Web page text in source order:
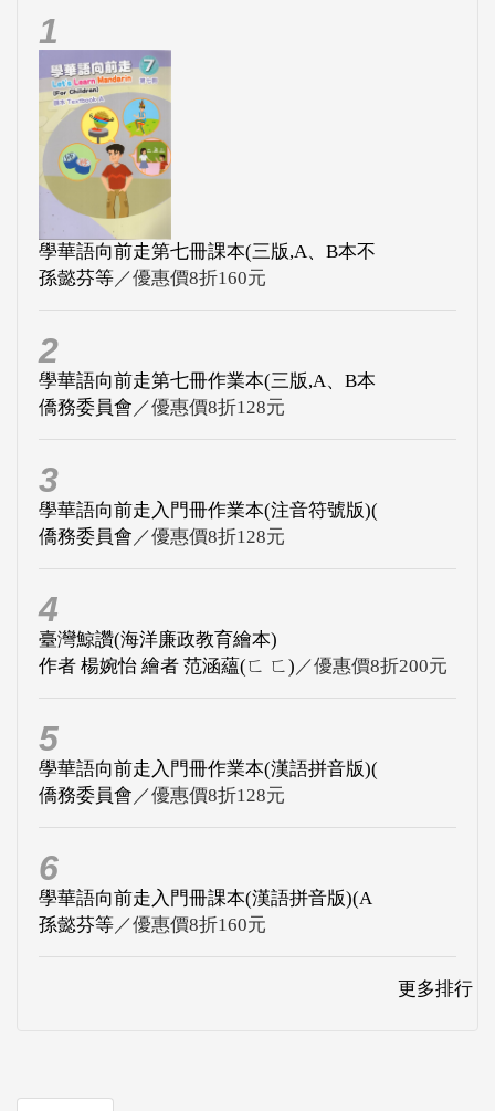
1
學華語向前走第七冊課本(三版,A、B本不
孫懿芬等／優惠價8折160元
2
學華語向前走第七冊作業本(三版,A、B本
僑務委員會 ／優惠價8折128元
3
學華語向前走入門冊作業本(注音符號版)(
僑務委員會 ／優惠價8折128元
4
臺灣鯨讚(海洋廉政教育繪本)
作者 楊婉怡 繪者 范涵蘊(ㄈ ㄈ) ／優惠價8折200元
5
學華語向前走入門冊作業本(漢語拼音版)(
僑務委員會 ／優惠價8折128元
6
學華語向前走入門冊課本(漢語拼音版)(A
孫懿芬等／優惠價8折160元
更多排行